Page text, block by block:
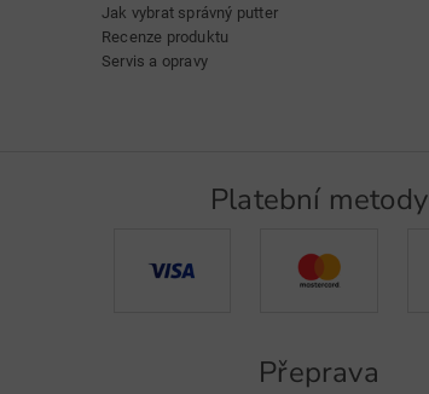
Jak vybrat správný putter
Recenze produktu
Servis a opravy
Platební metody
Přeprava